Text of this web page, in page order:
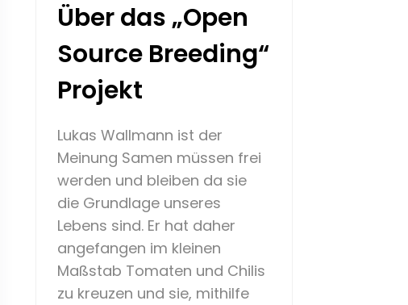
Über das „Open
Source Breeding“
Projekt
Lukas Wallmann ist der
Meinung Samen müssen frei
werden und bleiben da sie
die Grundlage unseres
Lebens sind. Er hat daher
angefangen im kleinen
Maßstab Tomaten und Chilis
zu kreuzen und sie, mithilfe